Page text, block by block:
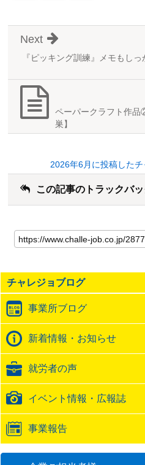
『ピッキング訓練』メモもし
Next
ペーパークラフト作
巣】
2026年6月に投稿した
この記事のトラックバ
の
記
の
ト
ッ
ク
バ
ッ
URL
チャレジョブログ
事業所ブログ
新着情報・お知らせ
就労者の声
イベント情報・広報誌
事業報告